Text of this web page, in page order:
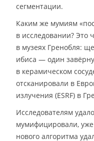
сегментации.
Каким же мумиям
в исследовании? Это
в музеях Гренобля:
ибиса — один
в керамическом
отсканировали в
излучения (ESRF) в
Исследователям
мумифицировали,
нового алгоритма